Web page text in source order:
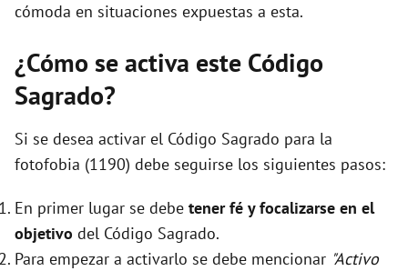
cómoda en situaciones expuestas a esta.
¿Cómo se activa este Código
Sagrado?
Si se desea activar el Código Sagrado para la
fotofobia (1190) debe seguirse los siguientes pasos:
En primer lugar se debe tener fé y focalizarse en el
objetivo del Código Sagrado.
Para empezar a activarlo se debe mencionar "Activo